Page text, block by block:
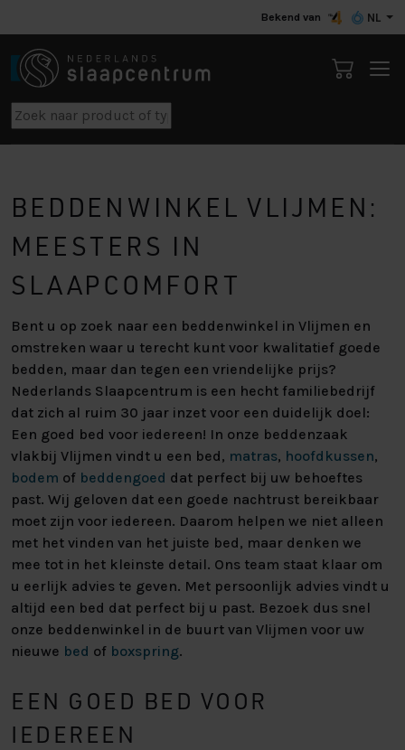
Bekend van NL
BEDDENWINKEL VLIJMEN:
MEESTERS IN
SLAAPCOMFORT
Bent u op zoek naar een beddenwinkel in Vlijmen en
omstreken waar u terecht kunt voor kwalitatief goede
bedden, maar dan tegen een vriendelijke prijs?
Nederlands Slaapcentrum is een hecht familiebedrijf
dat zich al ruim 30 jaar inzet voor een duidelijk doel:
Een goed bed voor iedereen! In onze beddenzaak
vlakbij Vlijmen vindt u een bed, matras, hoofdkussen,
bodem of beddengoed dat perfect bij uw behoeftes
past. Wij geloven dat een goede nachtrust bereikbaar
moet zijn voor iedereen. Daarom helpen we niet alleen
met het vinden van het juiste bed, maar denken we
mee tot in het kleinste detail. Ons team staat klaar om
u eerlijk advies te geven. Met persoonlijk advies vindt u
altijd een bed dat perfect bij u past. Bezoek dus snel
onze beddenwinkel in de buurt van Vlijmen voor uw
nieuwe bed of boxspring.
EEN GOED BED VOOR
IEDEREEN